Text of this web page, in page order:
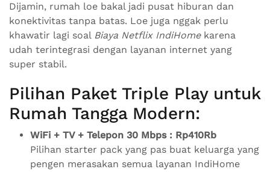
Dijamin, rumah loe bakal jadi pusat hiburan dan
konektivitas tanpa batas. Loe juga nggak perlu
khawatir lagi soal Biaya Netflix IndiHomekarena
udah terintegrasi dengan layanan internet yang
super stabil.
Pilihan Paket Triple Play untuk
Rumah Tangga Modern:
WiFi + TV + Telepon 30 Mbps : Rp410Rb
Pilihan starter pack yang pas buat keluarga yang
pengen merasakan semua layanan IndiHome